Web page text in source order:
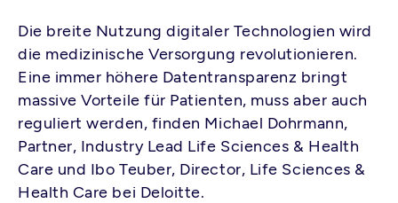
Die breite Nutzung digitaler Technologien wird
die medizinische Versorgung revolutionieren.
Eine immer höhere Datentransparenz bringt
massive Vorteile für Patienten, muss aber auch
reguliert werden, finden Michael Dohrmann,
Partner, Industry Lead Life Sciences & Health
Care und Ibo Teuber, Director, Life Sciences &
Health Care bei Deloitte.